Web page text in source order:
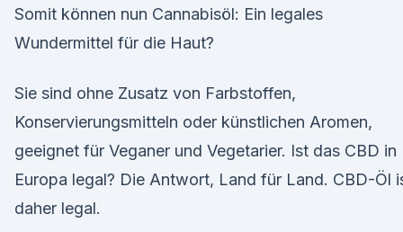
Somit können nun Cannabisöl: Ein legales
Wundermittel für die Haut?
Sie sind ohne Zusatz von Farbstoffen,
Konservierungsmitteln oder künstlichen Aromen,
geeignet für Veganer und Vegetarier. Ist das CBD in
Europa legal? Die Antwort, Land für Land. CBD-Öl
daher legal.